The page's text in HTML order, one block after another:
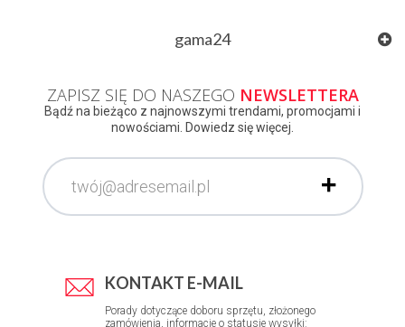
gama24
ZAPISZ SIĘ DO NASZEGO NEWSLETTERA
Bądź na bieżąco z najnowszymi trendami, promocjami i
nowościami. Dowiedz się więcej.
KONTAKT E-MAIL
Porady dotyczące doboru sprzętu, złożonego
zamówienia, informacje o statusie wysyłki: